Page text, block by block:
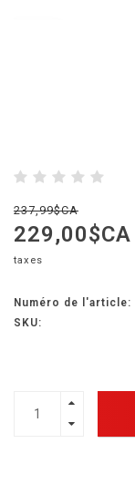
237,99$CA
229,00$CA
taxes
Numéro de l'article:
SKU: